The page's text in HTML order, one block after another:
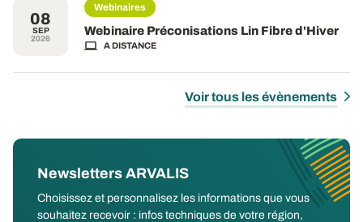
08
SEP
2026
Webinaires
Webinaire Préconisations Lin Fibre d'Hiver
A DISTANCE
Voir tous les évènements
Newsletters ARVALIS
Choisissez et personnalisez les informations que vous
souhaitez recevoir : infos techniques de votre région,